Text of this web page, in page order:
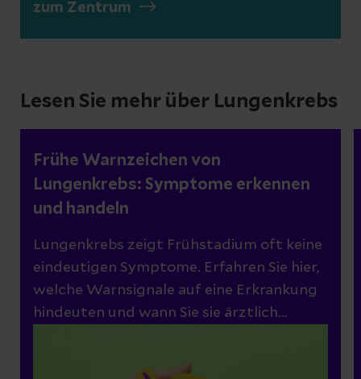
zum Zentrum
Lesen Sie mehr über Lungenkrebs
Frühe Warnzeichen von
Lungenkrebs: Symptome erkennen
und handeln
Lungenkrebs zeigt Frühstadium oft keine
eindeutigen Symptome. Erfahren Sie hier,
welche Warnsignale auf eine Erkrankung
hindeuten und wann Sie sie ärztlich